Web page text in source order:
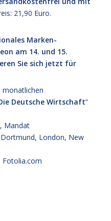
21,90 Euro.
Marken-
am 14. und 15.
Sie sich jetzt für
monatlichen
Deutsche Wirtschaft“
, Mandat
London, New
Fotolia.com